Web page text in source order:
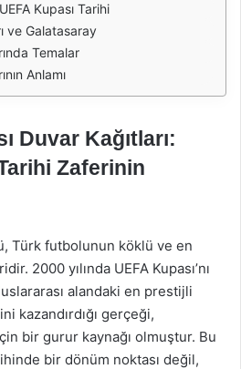
Kupası Tarihi
ve Galatasaray
Temalar
Anlamı
Duvar Kağıtları:
Zaferinin
Türk futbolunun köklü ve en
2000 yılında UEFA Kupası’nı
alandaki en prestijli
kazandırdığı gerçeği,
bir gurur kaynağı olmuştur. Bu
bir dönüm noktası değil,